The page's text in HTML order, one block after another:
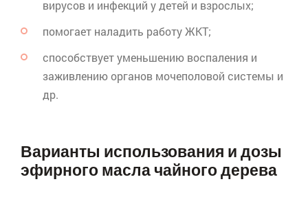
вирусов и инфекций у детей и взрослых;
помогает наладить работу ЖКТ;
способствует уменьшению воспаления и
заживлению органов мочеполовой системы и
др.
Варианты использования и дозы
эфирного масла чайного дерева